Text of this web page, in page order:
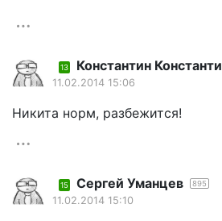
13 Константин
11.02.2014 15:06
Никита норм, разбежится!
15 Cергей Уманцев 895
11.02.2014 15:10